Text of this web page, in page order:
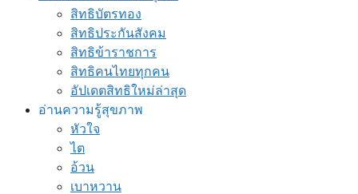
สิทธิบัตรทอง
สิทธิประกันสังคม
สิทธิข้าราชการ
สิทธิคนไทยทุกคน
อัปเดตสิทธิใหม่ล่าสุด
อ่านความรู้สุขภาพ
หัวใจ
ไต
อ้วน
เบาหวาน